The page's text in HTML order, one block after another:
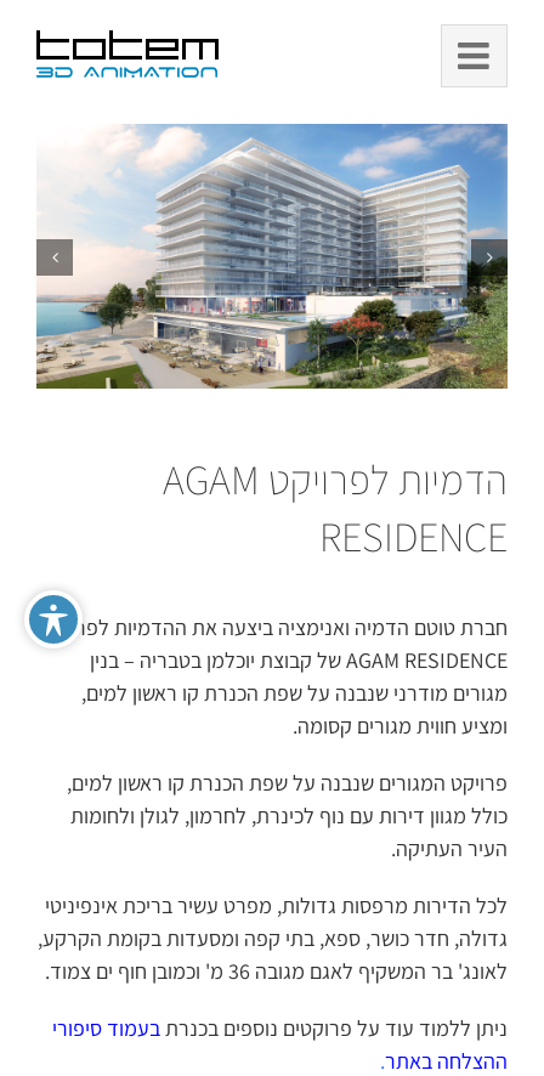
content
הדמיות לפרויקט AGAM
RESIDENCE
חברת טוטם הדמיה ואנימציה ביצעה את ההדמיות לפרויקט
AGAM RESIDENCE של קבוצת יוכלמן בטבריה – בנין
מגורים מודרני שנבנה על שפת הכנרת קו ראשון למים,
ומציע חווית מגורים קסומה.
פרויקט המגורים שנבנה על שפת הכנרת קו ראשון למים,
כולל מגוון דירות עם נוף לכינרת, לחרמון, לגולן ולחומות
העיר העתיקה.
לכל הדירות מרפסות גדולות, מפרט עשיר בריכת אינפיניטי
גדולה, חדר כושר, ספא, בתי קפה ומסעדות בקומת הקרקע,
לאונג' בר המשקיף לאגם מגובה 36 מ' וכמובן חוף ים צמוד.
ניתן ללמוד עוד על פרוקטים נוספים בכנרתבעמוד סיפורי
ההצלחה באתר.